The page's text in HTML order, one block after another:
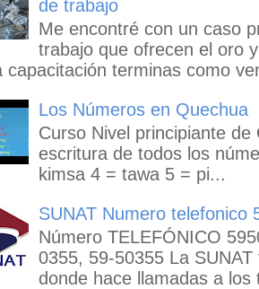
de trabajo
Me encontré con un caso
trabajo que ofrecen el oro
capacitación terminas como
Los Números en Quechua
Curso Nivel principiante
escritura de todos los
kimsa 4 = tawa 5 = pi...
SUNAT Numero telefonico
Número TELEFÓNICO
0355, 59-50355 La
donde hace llamadas a los